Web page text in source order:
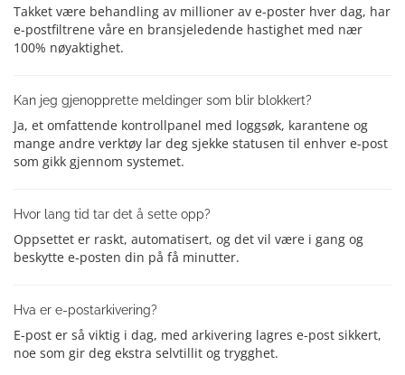
Takket være behandling av millioner av e-poster hver dag, har
e-postfiltrene våre en bransjeledende hastighet med nær
100% nøyaktighet.
Kan jeg gjenopprette meldinger som blir blokkert?
Ja, et omfattende kontrollpanel med loggsøk, karantene og
mange andre verktøy lar deg sjekke statusen til enhver e-post
som gikk gjennom systemet.
Hvor lang tid tar det å sette opp?
Oppsettet er raskt, automatisert, og det vil være i gang og
beskytte e-posten din på få minutter.
Hva er e-postarkivering?
E-post er så viktig i dag, med arkivering lagres e-post sikkert,
noe som gir deg ekstra selvtillit og trygghet.